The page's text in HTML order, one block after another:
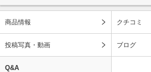
商品情報 クチコミ
投稿写真・動画 ブログ
Q&A